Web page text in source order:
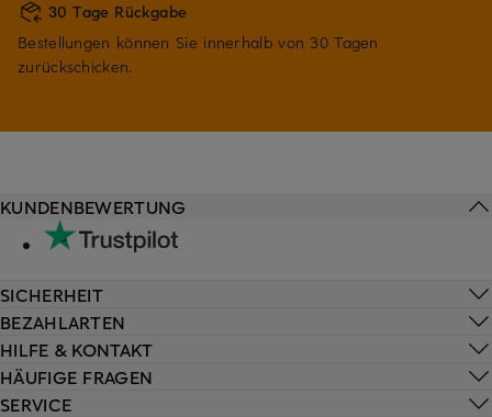
30 Tage Rückgabe
Bestellungen können Sie innerhalb von 30 Tagen
zurückschicken.
HILFE & KONTAKT
HÄUFIGE FRAGEN
SERVICE
KUNDENBEWERTUNG
SICHERHEIT
BEZAHLARTEN